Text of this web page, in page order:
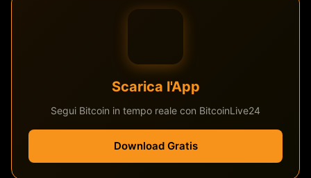
Scarica l'App
Segui Bitcoin in tempo reale con BitcoinLive24
Download Gratis